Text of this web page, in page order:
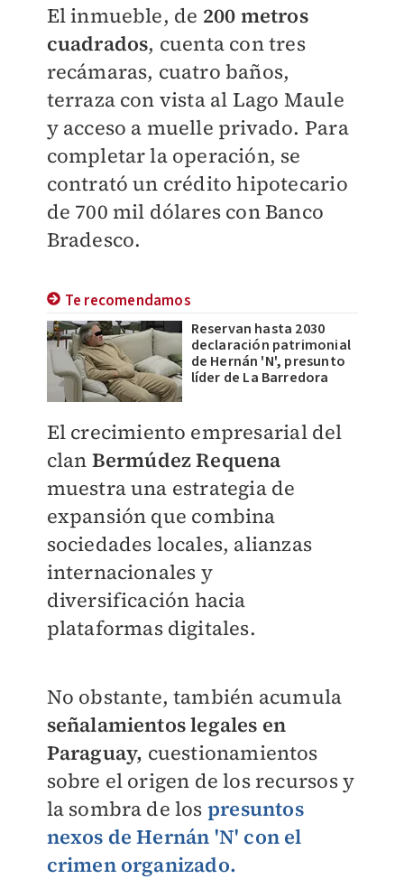
El inmueble, de 200 metros
cuadrados, cuenta con tres
recámaras, cuatro baños,
terraza con vista al Lago Maule
y acceso a muelle privado. Para
completar la operación, se
contrató un crédito hipotecario
de 700 mil dólares con Banco
Bradesco.
Te recomendamos
Reservan hasta 2030
declaración patrimonial
de Hernán 'N', presunto
líder de La Barredora
​El crecimiento empresarial del
clan Bermúdez Requena
muestra una estrategia de
expansión que combina
sociedades locales, alianzas
internacionales y
diversificación hacia
plataformas digitales.
No obstante, también acumula
señalamientos legales en
Paraguay, cuestionamientos
sobre el origen de los recursos y
la sombra de los presuntos
nexos de Hernán 'N' con el
crimen organizado.